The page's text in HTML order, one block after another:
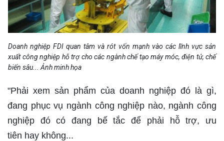
Doanh nghiệp FDI quan tâm và rót vốn mạnh vào các lĩnh vực sản
xuất công nghiệp hỗ trợ cho các ngành chế tạo máy móc, điện tử, chế
biến sâu... Ảnh minh họa
"Phải xem sản phẩm của doanh nghiệp đó là gì,
đang phục vụ ngành công nghiệp nào, ngành công
nghiệp đó có đang bế tắc để phải hỗ trợ, ưu
tiên hay không...